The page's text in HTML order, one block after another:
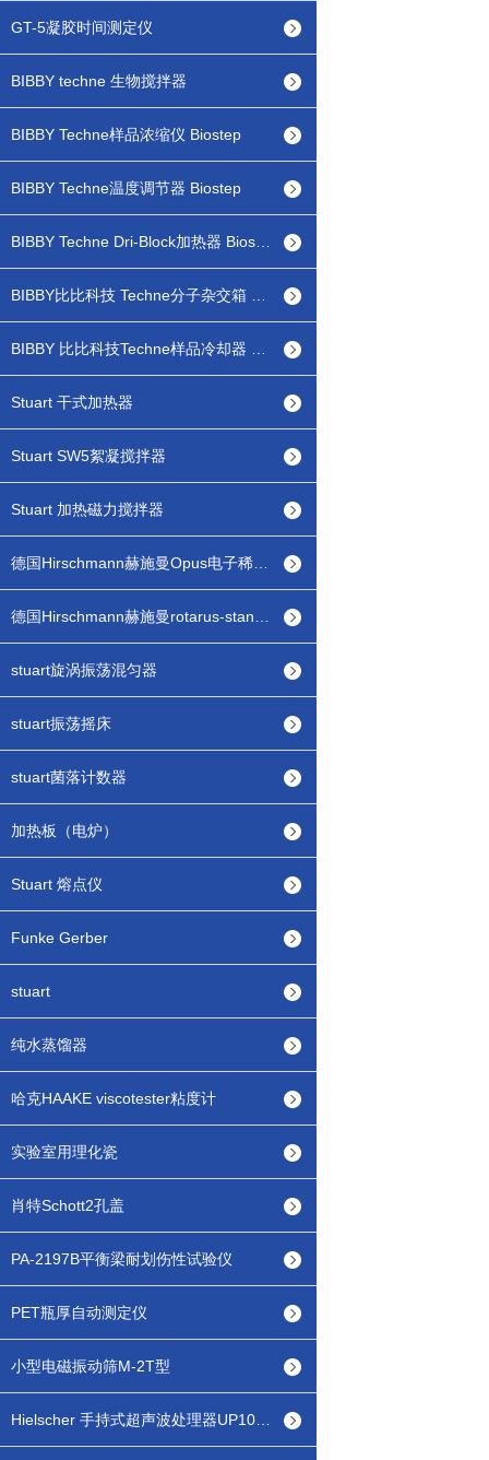
GT-5凝胶时间测定仪
BIBBY techne 生物搅拌器
BIBBY Techne样品浓缩仪 Biostep
BIBBY Techne温度调节器 Biostep
Stuart 干式加热器
Stuart SW5絮凝搅拌器
Stuart 加热磁力搅拌器
stuart旋涡振荡混匀器
stuart振荡摇床
stuart菌落计数器
加热板（电炉）
Stuart 熔点仪
Funke Gerber
stuart
纯水蒸馏器
哈克HAAKE viscotester粘度计
实验室用理化瓷
肖特Schott2孔盖
PA-2197B平衡梁耐划伤性试验仪
PET瓶厚自动测定仪
小型电磁振动筛M-2T型